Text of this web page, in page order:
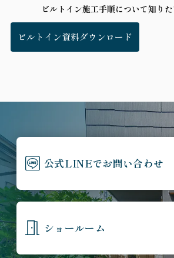
ビルトイン施工手順について知り
ビルトイン資料ダウンロード
公式LINEでお問い合わせ
ショールーム